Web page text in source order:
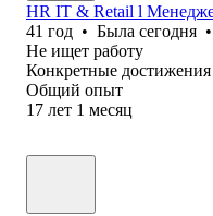
HR IT & Retail l
41 год • Была сегодня •
Не ищет работу
Конкретные достижения
Общий опыт
17 лет 1 месяц